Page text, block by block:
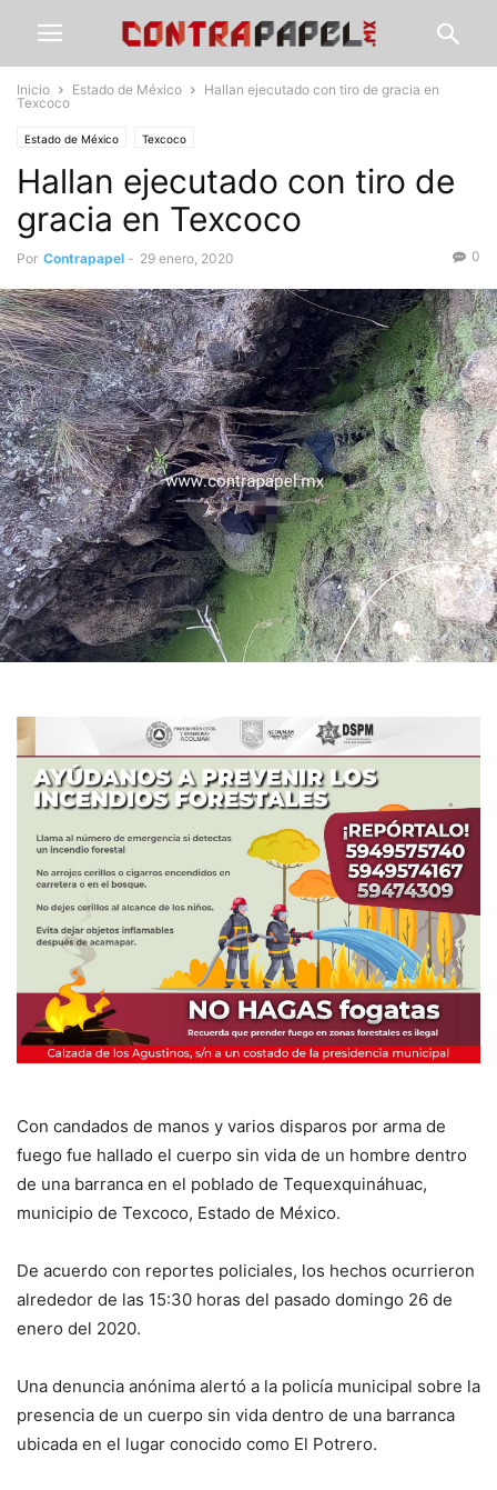
Inicio Estado de México
Hallan ejecutado con tiro de gracia en
Texcoco
Estado de México Texcoco
Hallan ejecutado con tiro de
gracia en Texcoco
Por Contrapapel - 29 enero, 2020 0
Con candados de manos y varios disparos por arma de
fuego fue hallado el cuerpo sin vida de un hombre dentro
de una barranca en el poblado de Tequexquináhuac,
municipio de Texcoco, Estado de México.
De acuerdo con reportes policiales, los hechos ocurrieron
alrededor de las 15:30 horas del pasado domingo 26 de
enero del 2020.
Una denuncia anónima alertó a la policía municipal sobre la
presencia de un cuerpo sin vida dentro de una barranca
ubicada en el lugar conocido como El Potrero.